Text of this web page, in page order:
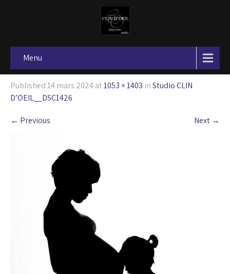
Menu
Published14 mars 2024at1053 × 1403 inStudio CLIN
D’OEIL__DSC1426
← Previous Next →